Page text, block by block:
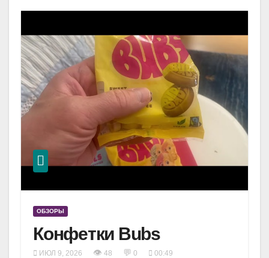
ОБЗОРЫ
Конфетки Bubs
ИЮЛ 9, 2026 👁 48 💬 0 00:49